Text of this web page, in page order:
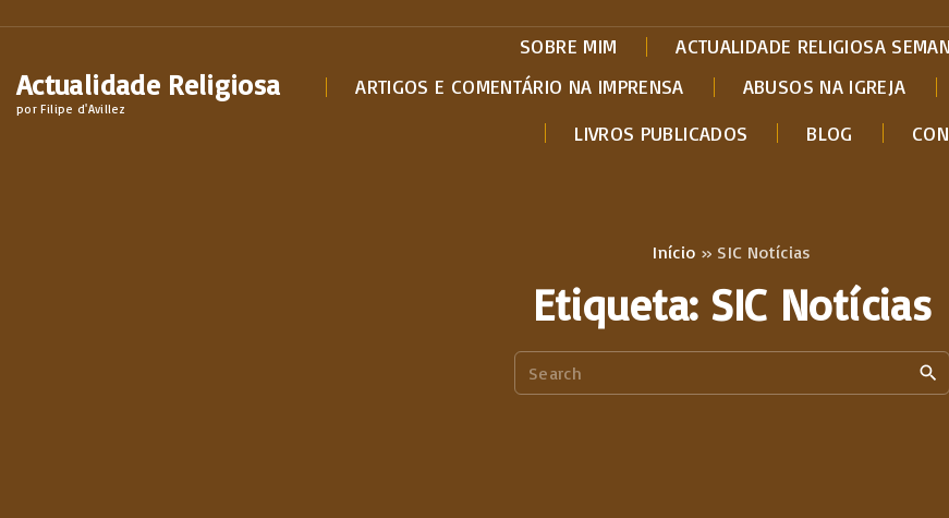
Actualidade Religiosa
por Filipe d'Avillez
SOBRE MIM ACTUALIDADE RELIGIOSA
ARTIGOS E COMENTÁRIO NA IMPRENSA
ABUSOS NA IGREJA
LIVROS PUBLICADOS
BLOG
Início » SIC Notícias
Etiqueta: SIC Notícias